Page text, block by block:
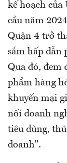
kế hoạch
cầu năm
Quận 4 trở
sắm hấp dẫn
Qua đó, đem
phẩm hàng
khuyến mại
nối doanh
tiêu dùng,
doanh".